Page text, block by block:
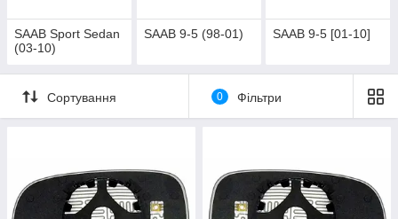
SAAB Sport Sedan
(03-10)
SAAB 9-5 (98-01) SAAB 9-5 [01-10]
Сортування 0 Фільтри